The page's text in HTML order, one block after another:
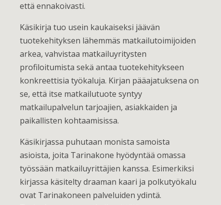
että ennakoivasti.
Käsikirja tuo usein kaukaiseksi jäävän
tuotekehityksen lähemmäs matkailutoimijoiden
arkea, vahvistaa matkailuyritysten
profiloitumista sekä antaa tuotekehitykseen
konkreettisia työkaluja. Kirjan pääajatuksena on
se, että itse matkailutuote syntyy
matkailupalvelun tarjoajien, asiakkaiden ja
paikallisten kohtaamisissa.
Käsikirjassa puhutaan monista samoista
asioista, joita Tarinakone hyödyntää omassa
työssään matkailuyrittäjien kanssa. Esimerkiksi
kirjassa käsitelty draaman kaari ja polkutyökalu
ovat Tarinakoneen palveluiden ydintä.